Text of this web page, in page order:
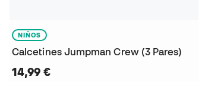
NIÑOS
Calcetines Jumpman Crew (3 Pares)
14,99 €